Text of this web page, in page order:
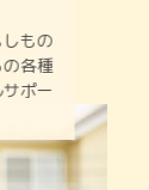
もしもの
らの各種
ルサポー